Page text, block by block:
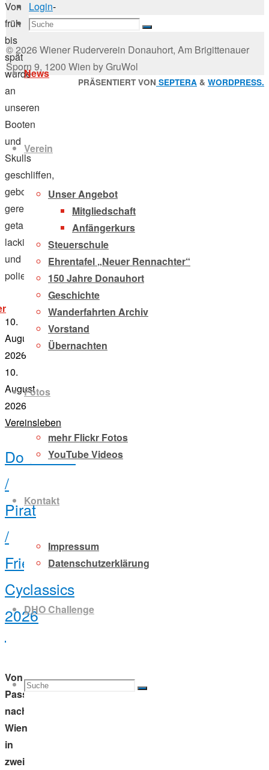
Zum
Inhalt
springenNews
Verein
Unser Angebot
Mitgliedschaft
Anfängerkurs
Steuerschule
Ehrentafel „Neuer Rennachter“
150 Jahre Donauhort
Geschichte
Wanderfahrten Archiv
Vorstand
Übernachten
Fotos
mehr Flickr Fotos
YouTube Videos
Kontakt
Impressum
Datenschutzerklärung
DHO Challenge
Suche
Suchen
nach:
Suche
Von
früh
bis
spät
wurde
an
unseren
Booten
und
Skulls
geschliffen,
gebohrt,
gereinigt,
getauscht,
lackiert
und
poliert…
„bootspflegetage
im
donauhort
2026“
10.
August
2026
10.
August
2026
Vereinsleben
Donauhort
/
Pirat
/
Friesen
Cyclassics
2026
Von
Passau
nach
Wien
in
zwei
Login-
Suchen
Suche
© 2026 Wiener Ruderverein Donauhort, Am Brigittenauer
Sporn 9, 1200 Wien by GruWol
PRÄSENTIERT VON SEPTERA & WORDPRESS.
Zurück